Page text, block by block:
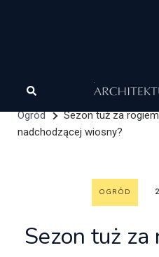
Architektura
produktów dla architekta
Ogród
Sezon tuż za
nadchodzącej wiosny?
OGRÓD
Sezon tuż za